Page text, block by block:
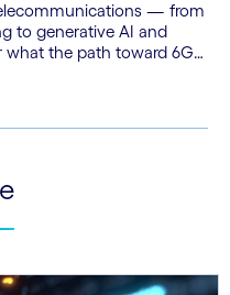
— from
to generative AI and
the path toward 6G